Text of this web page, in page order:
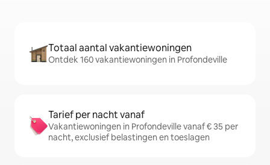
Totaal aantal vakantiewoningen
Ontdek 160 vakantiewoningen in Profondeville
Tarief per nacht vanaf
Vakantiewoningen in Profondeville vanaf € 35 per
nacht, exclusief belastingen en toeslagen